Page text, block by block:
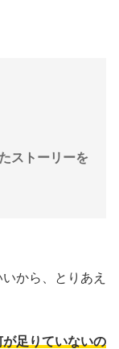
ストーリーを
から、とりあえ
足りていないの